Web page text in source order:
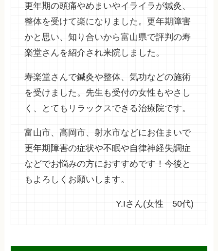
更年期の頭痛やめまいやイライラが鍼灸、
整体を受けて楽になりました。更年期障害
かと思い、知り合いから富山県で評判の寿
楽堂さんを紹介され来院しました。
寿楽堂さんで鍼灸や整体、気功などの施術
を受けました。先生も受付の女性もやさし
く、とてもリラックスできる治療院です。
富山市、高岡市、射水市などにお住まいで
更年期障害の症状や不眠や自律神経失調症
などでお悩みの方におすすめです！今後と
もよろしくお願いします。
Y.Iさん(女性 50代)